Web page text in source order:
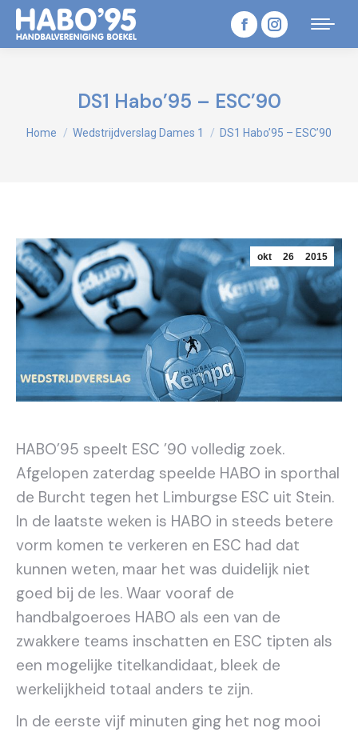
Facebook
opens
new
Instagram
opens
new
DS1 Habo’95 – ESC’90
Je bent hier:
Home Wedstrijdverslag Dames 1 DS1 Habo’95 – ESC’90
okt 26 2015
HABO’95 speelt ESC ’90 volledig zoek.
Afgelopen zaterdag speelde HABO in sporthal
de Burcht tegen het Limburgse ESC uit Stein.
In de laatste weken is HABO in steeds betere
vorm komen te verkeren en ESC had dat
kunnen weten, maar het was duidelijk niet
goed bij de les. Waar vooraf de
handbalgoeroes HABO als een van de
zwakkere teams inschatten en ESC tipten als
een mogelijke titelkandidaat, bleek de
werkelijkheid totaal anders te zijn.
In de eerste vijf minuten ging het nog mooi